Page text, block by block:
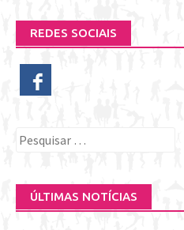
REDES SOCIAIS
Pesquisar
ÚLTIMAS NOTÍCIAS